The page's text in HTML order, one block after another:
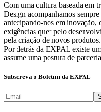
Com uma cultura baseada em
Design acompanhamos
antecipando-nos em inovação,
exigências quer pelo
pela criação de novos produtos.
Por detrás da EXPAL existe
assume uma postura de
Subscreva o Boletim da EXPAL